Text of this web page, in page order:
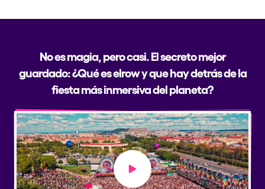
No es magia, pero casi. El secreto mejor
guardado: ¿Qué es elrow y que hay detrás de la
fiesta más inmersiva del planeta?
Play video